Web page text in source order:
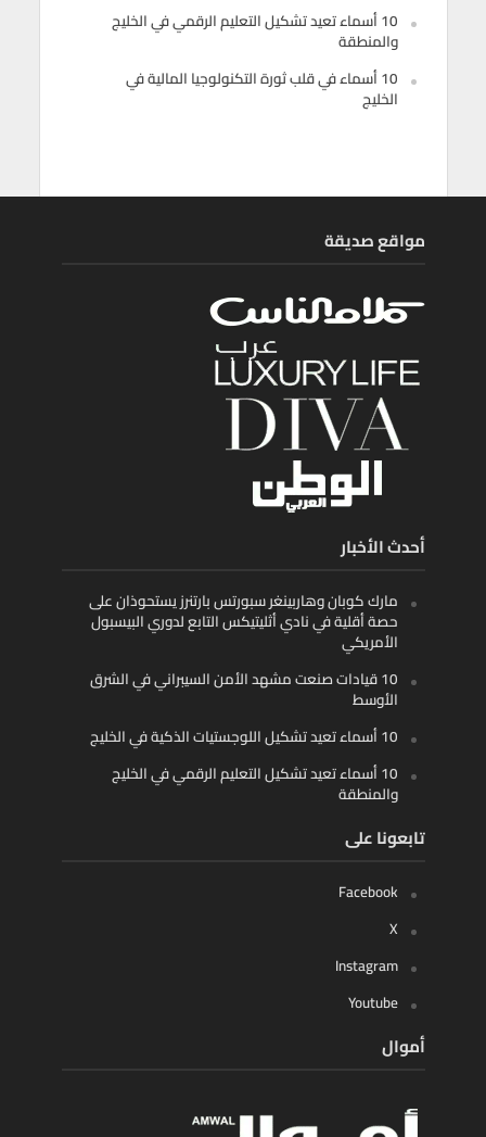
10 أسماء تعيد تشكيل التعليم الرقمي في الخليج
والمنطقة
10 أسماء في قلب ثورة التكنولوجيا المالية في
الخليج
مواقع صديقة
أحدث الأخبار
مارك كوبان وهاربينغر سبورتس بارتنرز يستحوذان على
حصة أقلية في نادي أثليتيكس التابع لدوري البيسبول
الأمريكي
10 قيادات صنعت مشهد الأمن السيبراني في الشرق
الأوسط
10 أسماء تعيد تشكيل اللوجستيات الذكية في الخليج
10 أسماء تعيد تشكيل التعليم الرقمي في الخليج
والمنطقة
تابعونا على
Facebook
X
Instagram
Youtube
أموال